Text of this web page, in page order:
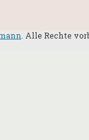
. Alle Rechte